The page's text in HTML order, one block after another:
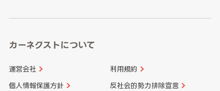
カーネクストについて
運営会社 利用規約
個人情報保護方針 反社会的勢力排除宣言